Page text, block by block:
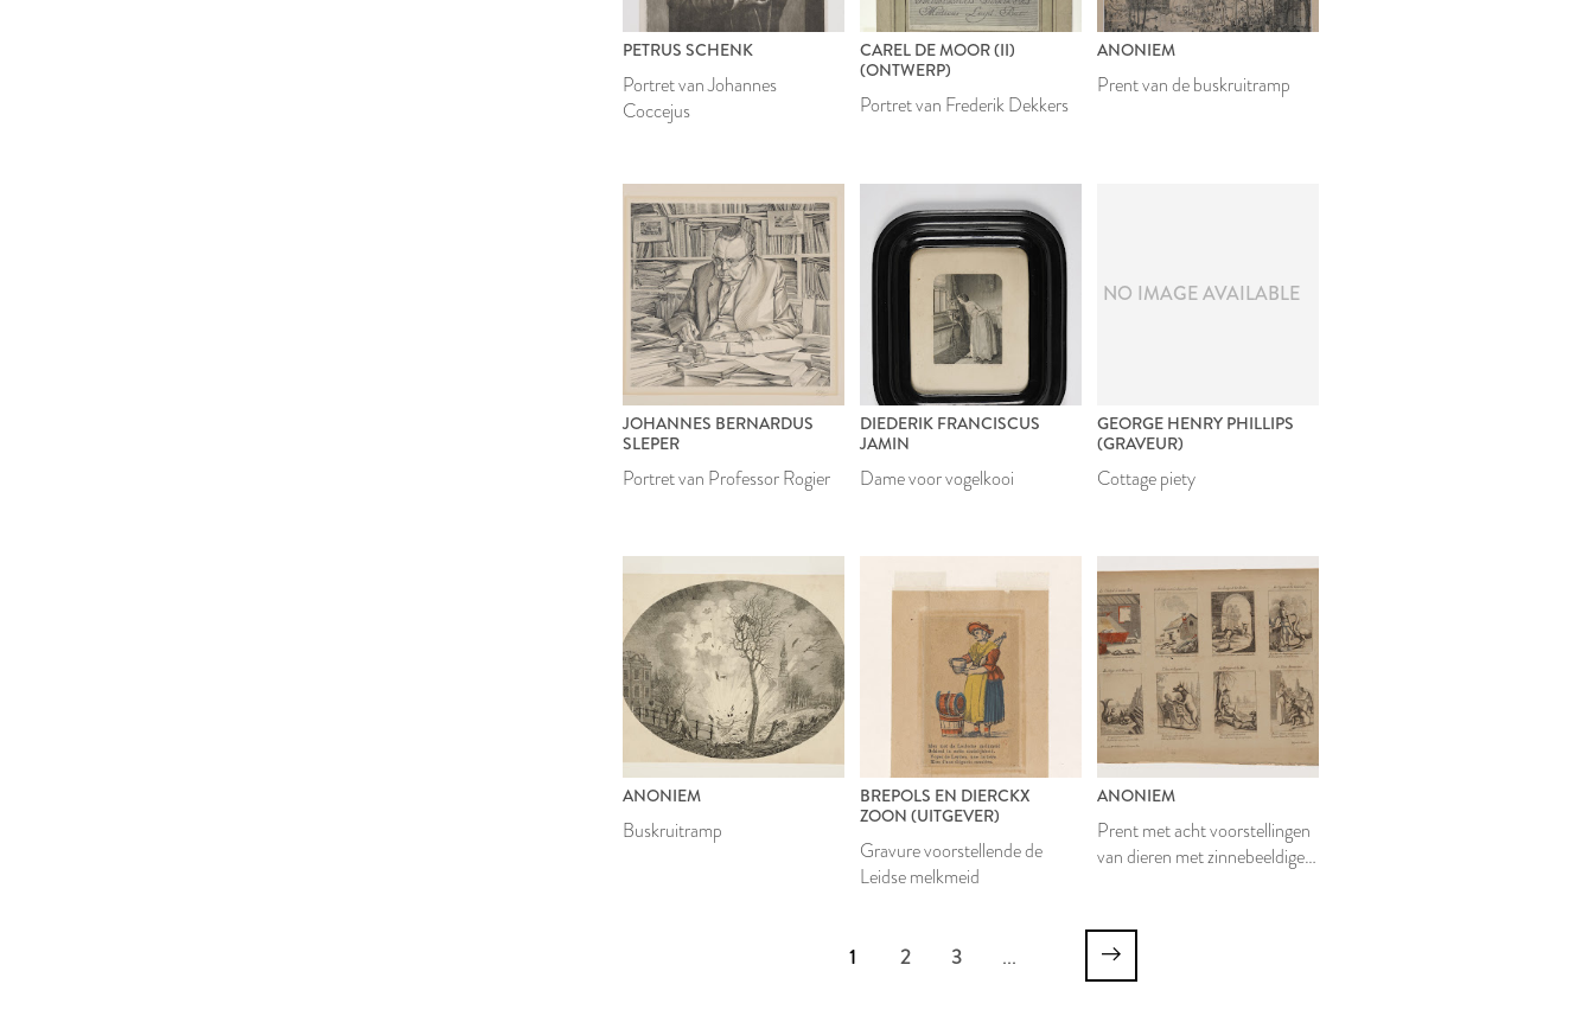
PETRUS SCHENK
Portret van Johannes
Coccejus
CAREL DE MOOR (II)
(ONTWERP)
Portret van Frederik Dekkers
ANONIEM
Prent van de buskruitramp
JOHANNES BERNARDUS
SLEPER
Portret van Professor Rogier
DIEDERIK FRANCISCUS
JAMIN
Dame voor vogelkooi
NO IMAGE AVAILABLE
GEORGE HENRY PHILLIPS
(GRAVEUR)
Cottage piety
ANONIEM
Buskruitramp
BREPOLS EN DIERCKX
ZOON (UITGEVER)
Gravure voorstellende de
Leidse melkmeid
ANONIEM
Prent met acht voorstellingen
van dieren met zinnebeeldige
1 2 3 ...